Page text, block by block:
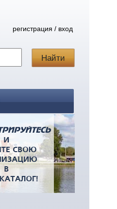
регистрация / вход